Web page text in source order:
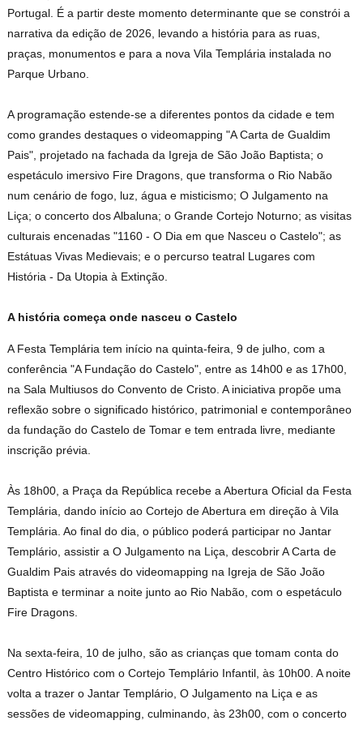
Portugal. É a partir deste momento determinante que se constrói a
narrativa da edição de 2026, levando a história para as ruas,
praças, monumentos e para a nova Vila Templária instalada no
Parque Urbano.
A programação estende-se a diferentes pontos da cidade e tem
como grandes destaques o videomapping "A Carta de Gualdim
Pais", projetado na fachada da Igreja de São João Baptista; o
espetáculo imersivo Fire Dragons, que transforma o Rio Nabão
num cenário de fogo, luz, água e misticismo; O Julgamento na
Liça; o concerto dos Albaluna; o Grande Cortejo Noturno; as visitas
culturais encenadas "1160 - O Dia em que Nasceu o Castelo"; as
Estátuas Vivas Medievais; e o percurso teatral Lugares com
História - Da Utopia à Extinção.
A história começa onde nasceu o Castelo
A Festa Templária tem início na quinta-feira, 9 de julho, com a
conferência "A Fundação do Castelo", entre as 14h00 e as 17h00,
na Sala Multiusos do Convento de Cristo. A iniciativa propõe uma
reflexão sobre o significado histórico, patrimonial e contemporâneo
da fundação do Castelo de Tomar e tem entrada livre, mediante
inscrição prévia.
Às 18h00, a Praça da República recebe a Abertura Oficial da Festa
Templária, dando início ao Cortejo de Abertura em direção à Vila
Templária. Ao final do dia, o público poderá participar no Jantar
Templário, assistir a O Julgamento na Liça, descobrir A Carta de
Gualdim Pais através do videomapping na Igreja de São João
Baptista e terminar a noite junto ao Rio Nabão, com o espetáculo
Fire Dragons.
Na sexta-feira, 10 de julho, são as crianças que tomam conta do
Centro Histórico com o Cortejo Templário Infantil, às 10h00. A noite
volta a trazer o Jantar Templário, O Julgamento na Liça e as
sessões de videomapping, culminando, às 23h00, com o concerto